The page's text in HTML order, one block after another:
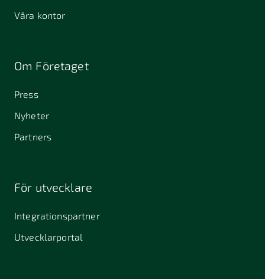
Våra kontor
Om Företaget
Press
Nyheter
Partners
För utvecklare
Integrationspartner
Utvecklarportal